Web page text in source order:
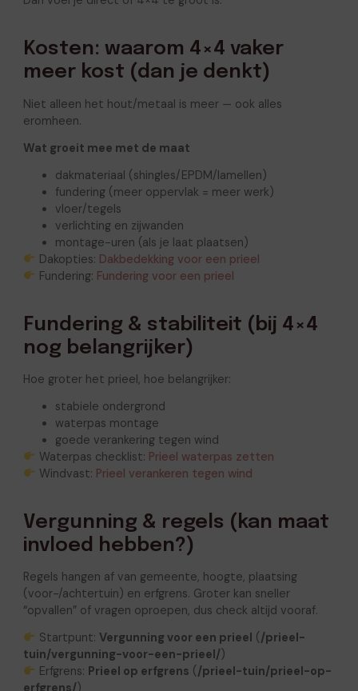
Kosten: waarom 4×4 vaker
meer kost (dan je denkt)
Niet alleen het hout/metaal is meer — ook alles
eromheen.
Wat groeit mee met de maat
dakmateriaal (shingles/EPDM/lamellen)
fundering (meer oppervlak = meer werk)
vloer/tegels
verlichting en zijwanden
montage-uren (als je laat plaatsen)
Dakopties: Dakbedekking voor een prieel
Fundering: Fundering voor een prieel
Fundering & stabiliteit (bij 4×4
nog belangrijker)
Hoe groter het prieel, hoe belangrijker:
stabiele ondergrond
waterpas montage
goede verankering tegen wind
Waterpas checklist: Prieel waterpas zetten
Windvast: Prieel verankeren tegen wind
Vergunning & regels (kan maat
invloed hebben?)
Regels hangen af van gemeente, hoogte, plaatsing
(voor-/achtertuin) en erfgrens. Groter kan sneller
“opvallen” of vragen oproepen, dus check altijd vooraf.
Startpunt:Vergunning voor een prieel (/prieel-
tuin/vergunning-voor-een-prieel/)
Erfgrens: Prieel op erfgrens (/prieel-tuin/prieel-op-
erfgrens/)